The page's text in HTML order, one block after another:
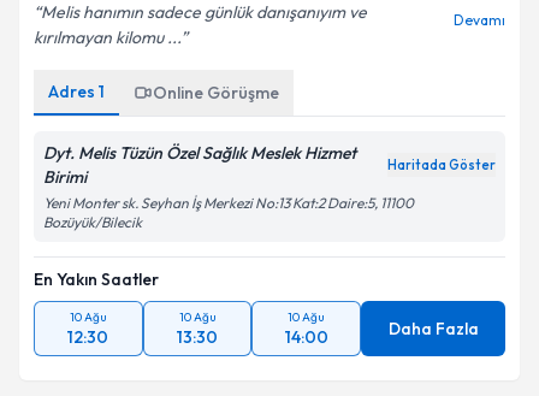
Melis hanımın sadece günlük danışanıyım ve
kırılmayan kilomu ...
Devamı
Adres 1 Online Görüşme
Dyt. Melis Tüzün Özel Sağlık Meslek Hizmet
Birimi
Haritada Göster
Yeni Monter sk. Seyhan İş Merkezi No:13 Kat:2 Daire:5, 11100
Bozüyük/Bilecik
En Yakın Saatler
10 Ağu
12:30
10 Ağu
13:30
10 Ağu
14:00 Daha Fazla